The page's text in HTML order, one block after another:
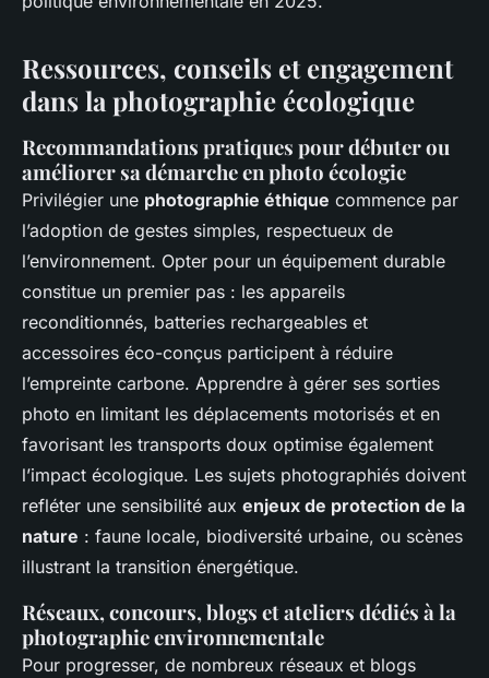
Ressources, conseils et engagement
dans la photographie écologique
Recommandations pratiques pour débuter ou
améliorer sa démarche en photo écologie
Privilégier une photographie éthique commence par
l’adoption de gestes simples, respectueux de
l’environnement. Opter pour un équipement durable
constitue un premier pas : les appareils
reconditionnés, batteries rechargeables et
accessoires éco-conçus participent à réduire
l’empreinte carbone. Apprendre à gérer ses sorties
photo en limitant les déplacements motorisés et en
favorisant les transports doux optimise également
l’impact écologique. Les sujets photographiés doivent
refléter une sensibilité aux enjeux de protection de la
nature : faune locale, biodiversité urbaine, ou scènes
illustrant la transition énergétique.
Réseaux, concours, blogs et ateliers dédiés à la
photographie environnementale
Pour progresser, de nombreux réseaux et blogs